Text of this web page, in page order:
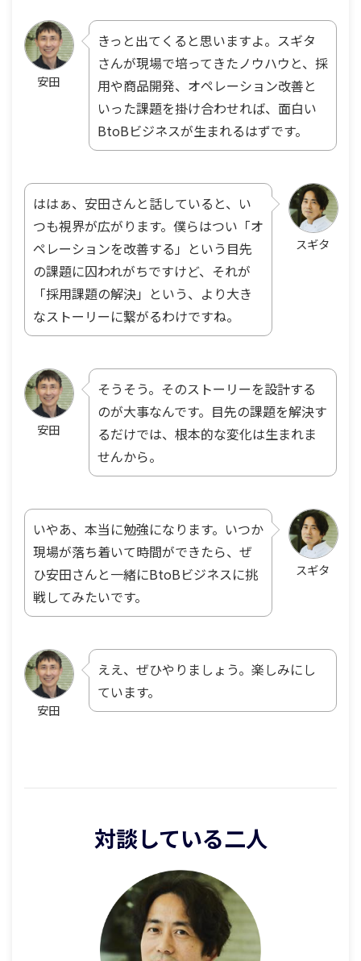
安田
きっと出てくると思いますよ。スギタ
さんが現場で培ってきたノウハウと、採
用や商品開発、オペレーション改善と
いった課題を掛け合わせれば、面白い
BtoBビジネスが生まれるはずです。
スギタ
ははぁ、安田さんと話していると、い
つも視界が広がります。僕らはつい「オ
ペレーションを改善する」という目先
の課題に囚われがちですけど、それが
「採用課題の解決」という、より大き
なストーリーに繋がるわけですね。
安田
そうそう。そのストーリーを設計する
のが大事なんです。目先の課題を解決す
るだけでは、根本的な変化は生まれま
せんから。
スギタ
いやあ、本当に勉強になります。いつか
現場が落ち着いて時間ができたら、ぜ
ひ安田さんと一緒にBtoBビジネスに挑
戦してみたいです。
安田
ええ、ぜひやりましょう。楽しみにし
ています。
対談している二人